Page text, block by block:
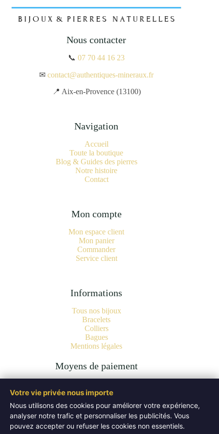
Nous contacter
📞07 70 44 16 23
✉contact@authentiques-mineraux.fr
📍 Aix-en-Provence (13100)
Navigation
Accueil
Toute la boutique
Blog & Guides des pierres
Notre histoire
Contact
Mon compte
Mon espace client
Mon panier
Commander
Service client
Informations
Tous nos bijoux
Bracelets
Colliers
Bagues
Mentions légales
Moyens de paiement
Copyright © 2026 Bijoux Pierres Naturelles | Lithothérapie -
Authentiques Minéraux - WordPress Theme byCreative
Votre vie privée nous importe
Nous utilisons des cookies pour améliorer votre expérience,
analyser notre trafic et personnaliser les publicités. Vous
pouvez accepter ou refuser les cookies non essentiels.